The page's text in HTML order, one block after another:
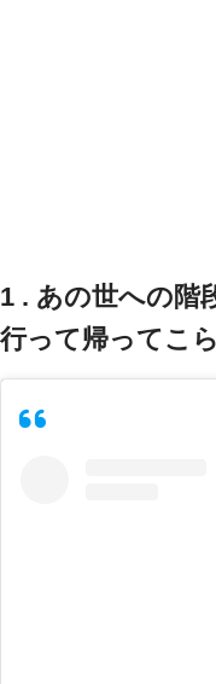
1 . あの世への階
行って帰ってこ